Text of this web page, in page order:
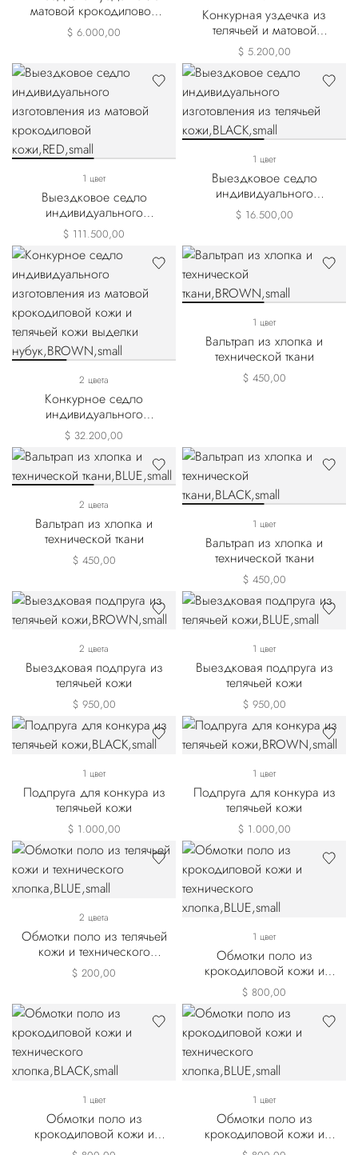
матовой крокодиловой
кожи
$ 6.000,00
Конкурная уздечка из
телячьей и матовой
крокодиловой кожи
$ 5.200,00
1 цвет
Выездковое седло
индивидуального
изготовления из матовой
крокодиловой кожи
$ 111.500,00
1 цвет
Выездковое седло
индивидуального
изготовления из телячьей
кожи
$ 16.500,00
2 цвета
Конкурное седло
индивидуального
изготовления из матовой
крокодиловой кожи и
телячьей кожи выделки
нубук
$ 32.200,00
1 цвет
Вальтрап из хлопка и
технической ткани
$ 450,00
2 цвета
Вальтрап из хлопка и
технической ткани
$ 450,00
1 цвет
Вальтрап из хлопка и
технической ткани
$ 450,00
2 цвета
Выездковая подпруга из
телячьей кожи
$ 950,00
1 цвет
Выездковая подпруга из
телячьей кожи
$ 950,00
1 цвет
Подпруга для конкура из
телячьей кожи
$ 1.000,00
1 цвет
Подпруга для конкура из
телячьей кожи
$ 1.000,00
2 цвета
Обмотки поло из телячьей
кожи и технического
хлопка
$ 200,00
1 цвет
Обмотки поло из
крокодиловой кожи и
технического хлопка
$ 800,00
1 цвет
Обмотки поло из
крокодиловой кожи и
технического хлопка
1 цвет
Обмотки поло из
крокодиловой кожи и
технического хлопка